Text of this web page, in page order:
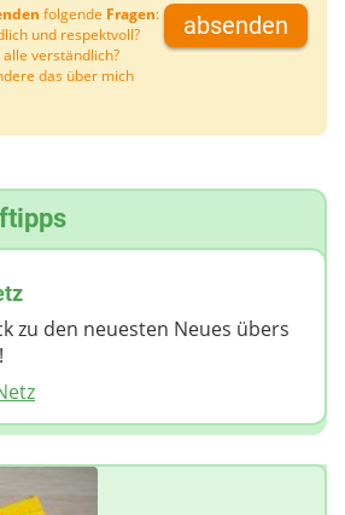
folgende Fragen:
und respektvoll?
verständlich?
das über mich
absenden
zu den neuesten Neues übers